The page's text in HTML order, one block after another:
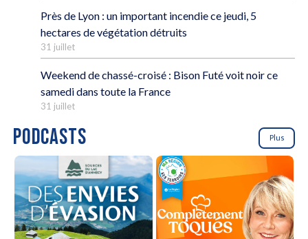
Près de Lyon : un important incendie ce jeudi, 5
hectares de végétation détruits
31 juillet
Weekend de chassé-croisé : Bison Futé voit noir ce
samedi dans toute la France
31 juillet
PODCASTS Plus